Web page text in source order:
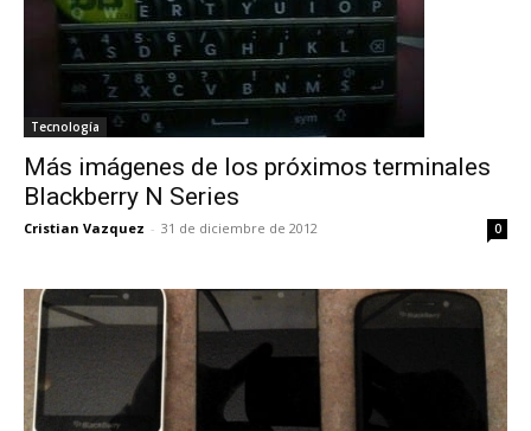
Tecnología
Más imágenes de los próximos terminales
Blackberry N Series
Cristian Vazquez - 31 de diciembre de 2012 0